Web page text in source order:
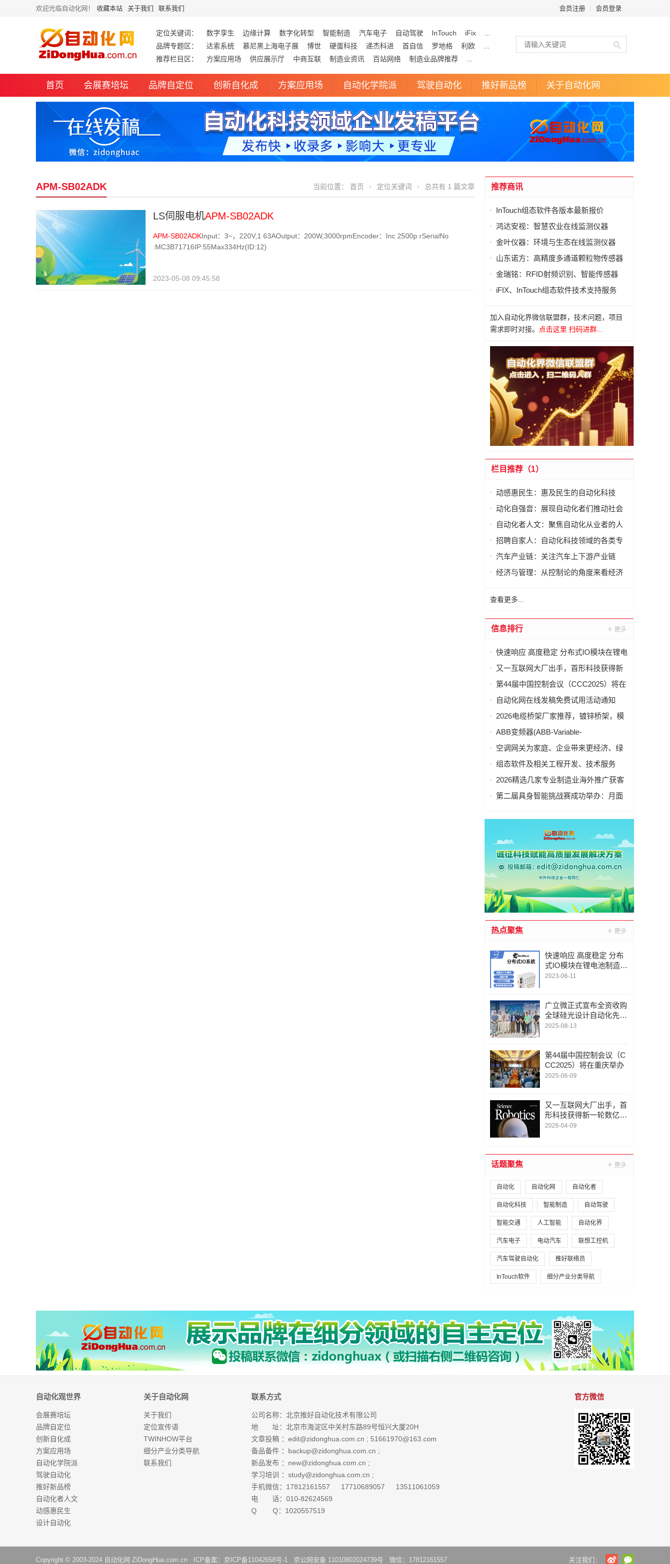
欢迎光临自动化网！ 收藏本站 关于我们 联系我们 会员注册 会员登录
定位关键词： 数字孪生 边缘计算 数字化转型 智能制造 汽车电子 自动驾驶 InTouch iFix
品牌专题区：
达索系统 慕尼黑上海电子展 博世 硬蛋科技 递杰科进 首自信 罗地格 利欧
推荐栏目区：
方案应用场 供应展示厅 中商互联 制造业资讯 百站网络 制造业品牌推荐
首页 会展赛培坛 品牌自定位 创新自化成 方案应用场 自动化学院派 驾驶自动化 推好新品榜 关于自动化网
APM-SB02ADK 当前位置： 首页 定位关键词 总共有 1 篇文章
LS伺服电机APM-SB02ADK
APM-SB02ADKInput：3~，220V,1 63AOutput：200W,3000rpmEncoder：Inc 2500p rSerialNo
:MC3B71716IP:55Max334Hz(ID:12)
2023-05-08 09:45:58
推荐商讯
InTouch组态软件各版本最新报价
鸿达安视：智慧农业在线监测仪器
金叶仪器：环境与生态在线监测仪器
山东诺方：高精度多通道颗粒物传感器
金瑞铭：RFID射频识别、智能传感器
iFIX、InTouch组态软件技术支持服务
加入自动化界微信联盟群，技术问题，项目
需求即时对接。
点击这里 扫码进群...
栏目推荐（1）
动感惠民生：惠及民生的自动化科技
动化自强音：展现自动化者们推动社会
进步发出的响亮声音
自动化者人文：聚焦自动化从业者的人
文思考
招聘自家人：自动化科技领域的各类专
家及人才需求资讯
汽车产业链：关注汽车上下游产业链
经济与管理：从控制论的角度来看经济
查看更多...
信息排行
快速响应 高度稳定 分布式IO模块在锂电
池制造的优势揭秘 | 支持Modbus、
EtherCAT、Ethernet/IP、BACnet/IP等多
种协议
又一互联网大厂出手，首形科技获得新
一轮数亿元A1轮融资｜人脸机器人首次
第44届中国控制会议（CCC2025）将在
重庆举办
自动化网在线发稿免费试用活动通知
2026电缆桥架厂家推荐，镀锌桥架，模
压桥架，防火桥架，瓦楞桥架厂家优选
ABB变频器(ABB-Variable-
frequencyDrive，VFD) ACS510变频器
空调网关为家庭、企业带来更经济、绿
色的制冷方案！中央空调采集网关节能
宇、智慧办公、智慧教育、智慧农业等
多个领域。
组态软件及相关工程开发、技术服务
2026精选几家专业制造业海外推广获客
服务商，为制造企业提供海外获客解决
第二届具身智能挑战赛成功举办：月面
热点聚焦
快速响应 高度稳定 分布
式IO模块在锂电池制造的
优势揭秘 | 支持Modbu
rnet/IP、BACnet/IP等多
种协议
2023-06-11
广立微正式宣布全资收购
全球硅光设计自动化先锋
LUCEDA
2025-08-13
第44届中国控制会议（C
CC2025）将在重庆举办
2025-06-09
又一互联网大厂出手，首
形科技获得新一轮数亿元
A1轮融资｜人脸机器人首
2026-04-09
话题聚焦
自动化 自动化网 自动化者
自动化科技 智能制造 自动驾驶
智能交通 人工智能 自动化界
汽车电子 电动汽车 联想工控机
汽车驾驶自动化 推好联络员
InTouch软件 细分产业分类导航
自动化观世界
会展赛培坛
品牌自定位
创新自化成
方案应用场
自动化学院派
驾驶自动化
推好新品榜
自动化者人文
动感惠民生
设计自动化
关于自动化网
关于我们
定位宣传语
TWINHOW平台
细分产业分类导航
联系我们
联系方式
公司名称：北京推好自动化技术有限公司
地 址：北京市海淀区中关村东路89号恒兴大厦20H
文章投稿 ： edit@zidonghua.com.cn ; 51661970@163.com
备品备件 ： backup@zidonghua.com.cn ;
新品发布 ： new@zidonghua.com.cn ;
学习培训 ： study@zidonghua.com.cn ;
手机微信：17812161557 17710689057 13511061059
电 话：010-82624569
Q Q：1020557519
官方微信
Copyright © 2003-2024 自动化网 ZiDongHua.com.cn ICP备案： 京ICP备11042658号-1 京公网安备 11010802024739号 微信：17812161557 关注我们：